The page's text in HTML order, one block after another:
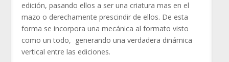
edición, pasando ellos a ser una criatura mas en el
mazo o derechamente prescindir de ellos. De esta
forma se incorpora una mecánica al formato visto
como un todo, generando una verdadera dinámica
vertical entre las ediciones.